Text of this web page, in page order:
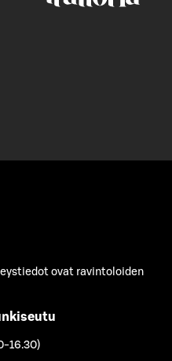
ovat ravintoloiden
16.30)